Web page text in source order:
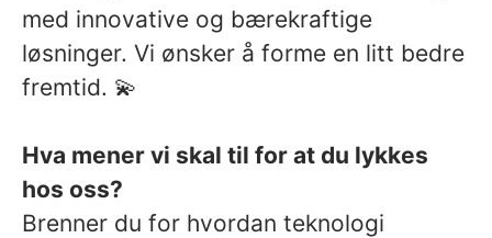
med innovative og bærekraftige
løsninger. Vi ønsker å forme en litt bedre
fremtid. 💫
Hva mener vi skal til for at du lykkes
hos oss?
Brenner du for hvordan teknologi